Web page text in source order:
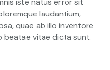
iste natus error sit
laudantium,
quae ab illo inventore
vitae dicta sunt.